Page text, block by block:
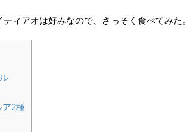
ィアオは好みなので、さっそく食べてみた。
2種